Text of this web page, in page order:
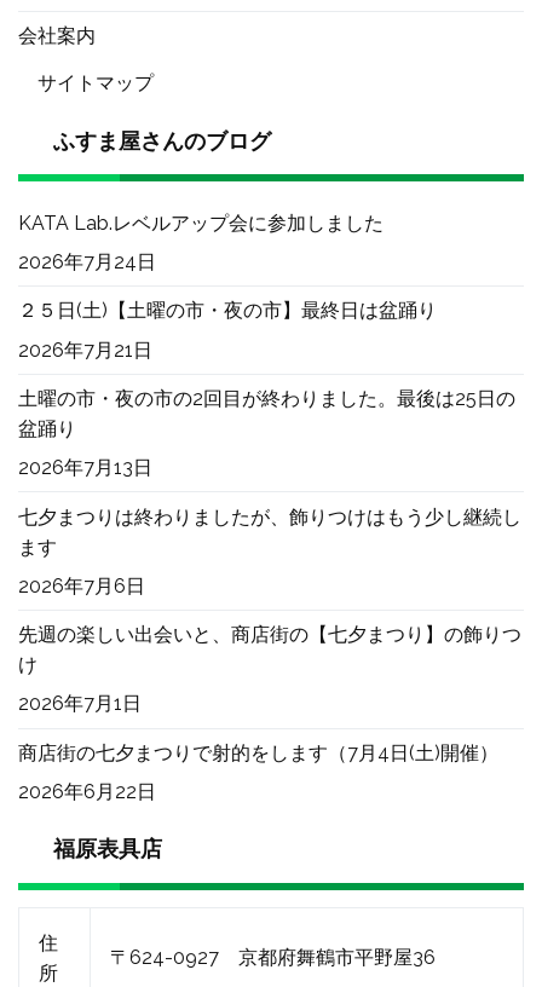
会社案内
サイトマップ
ふすま屋さんのブログ
KATA Lab.レベルアップ会に参加しました
2026年7月24日
２５日(土)【土曜の市・夜の市】最終日は盆踊り
2026年7月21日
土曜の市・夜の市の2回目が終わりました。最後は25日の
盆踊り
2026年7月13日
七夕まつりは終わりましたが、飾りつけはもう少し継続し
ます
2026年7月6日
先週の楽しい出会いと、商店街の【七夕まつり】の飾りつ
け
2026年7月1日
商店街の七夕まつりで射的をします（7月4日(土)開催）
2026年6月22日
福原表具店
住
所
〒624-0927 京都府舞鶴市平野屋36